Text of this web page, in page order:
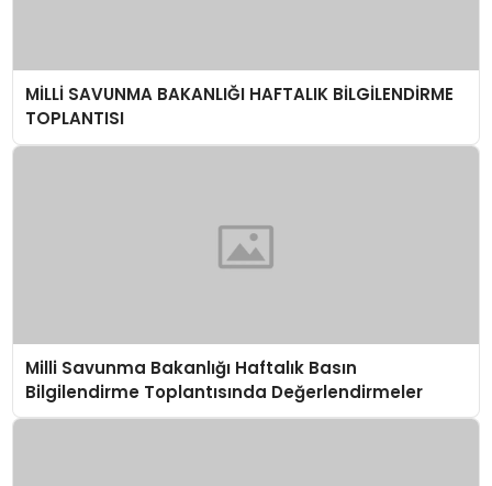
MİLLİ SAVUNMA BAKANLIĞI HAFTALIK BİLGİLENDİRME
TOPLANTISI
Milli Savunma Bakanlığı Haftalık Basın
Bilgilendirme Toplantısında Değerlendirmeler